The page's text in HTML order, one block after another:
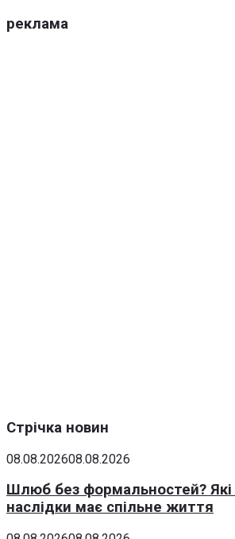
реклама
Стрічка новин
08.08.202608.08.2026
Шлюб без формальностей? Які
наслідки має спільне життя